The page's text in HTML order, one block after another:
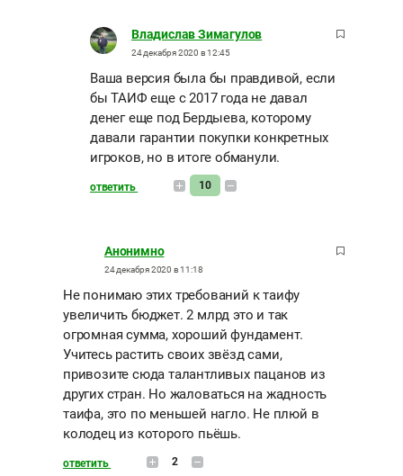
Владислав Зимагулов
24 декабря 2020 в 12:45
Ваша версия была бы правдивой, если
бы ТАИФ еще с 2017 года не давал
денег еще под Бердыева, которому
давали гарантии покупки конкретных
игроков, но в итоге обманули.
ответить 10
Анонимно
24 декабря 2020 в 11:18
Не понимаю этих требований к таифу
увеличить бюджет. 2 млрд это и так
огромная сумма, хороший фундамент.
Учитесь растить своих звёзд сами,
привозите сюда талантливых пацанов из
других стран. Но жаловаться на жадность
таифа, это по меньшей нагло. Не плюй в
колодец из которого пьёшь.
ответить 2